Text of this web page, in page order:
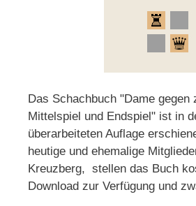
Das Schachbuch "Dame gegen
Mittelspiel und Endspiel" ist in
überarbeiteten Auflage
heutige und ehemalige
Kreuzberg, stellen das Buch
Download zur Verfügung und